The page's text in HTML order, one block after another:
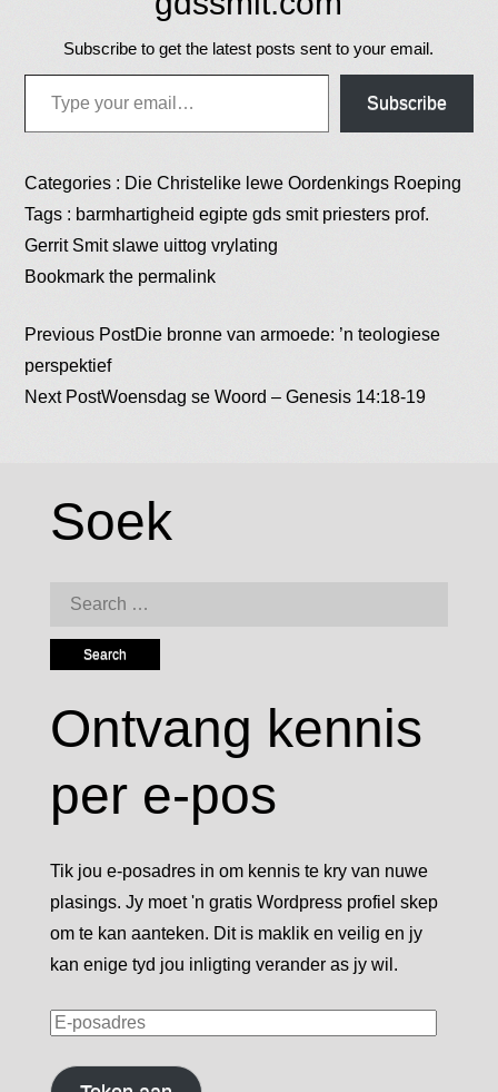
Subscribe to get the latest posts sent to your email.
Type your email…
Subscribe
Categories : Die Christelike lewe Oordenkings Roeping
Tags : barmhartigheid egipte gds smit priesters prof.
Gerrit Smit slawe uittog vrylating
Bookmark the permalink
Post
navigation
Previous PostDie bronne van armoede: ’n teologiese
perspektief
Next PostWoensdag se Woord – Genesis 14:18-19
Soek
Search
Ontvang kennis
per e-pos
Tik jou e-posadres in om kennis te kry van nuwe
plasings. Jy moet 'n gratis Wordpress profiel skep
om te kan aanteken. Dit is maklik en veilig en jy
kan enige tyd jou inligting verander as jy wil.
E-